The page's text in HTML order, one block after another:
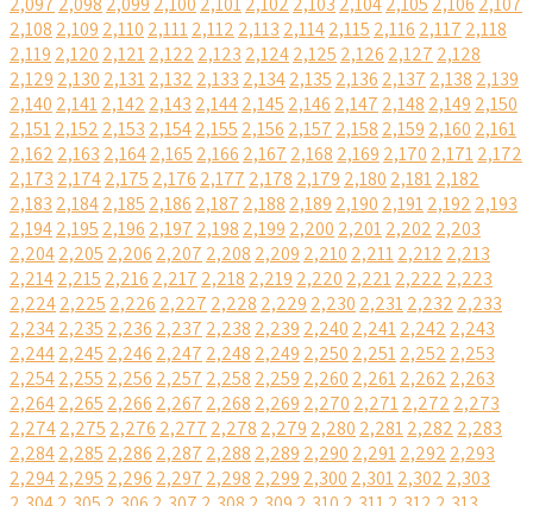
2,108 2,109 2,110 2,1112,112 2,113 2,1142,115 2,116 2,117 2,118
2,119 2,120 2,1212,122 2,123 2,1242,125 2,126 2,127 2,128
2,129 2,130 2,1312,132 2,133 2,1342,135 2,136 2,137 2,138 2,139
2,140 2,1412,142 2,143 2,1442,145 2,146 2,147 2,148 2,149 2,150
2,1512,152 2,153 2,1542,155 2,156 2,157 2,158 2,159 2,160 2,161
2,162 2,163 2,1642,165 2,166 2,167 2,168 2,169 2,170 2,1712,172
2,173 2,1742,175 2,176 2,177 2,178 2,179 2,180 2,1812,182
2,183 2,1842,185 2,186 2,187 2,188 2,189 2,190 2,1912,192 2,193
2,1942,195 2,196 2,197 2,198 2,199 2,200 2,2012,202 2,203
2,2042,205 2,206 2,207 2,208 2,209 2,210 2,2112,212 2,213
2,2142,215 2,216 2,217 2,218 2,219 2,220 2,2212,222 2,223
2,2242,225 2,226 2,227 2,228 2,229 2,230 2,2312,232 2,233
2,2342,235 2,236 2,237 2,238 2,239 2,240 2,2412,242 2,243
2,2442,245 2,246 2,247 2,248 2,249 2,250 2,2512,252 2,253
2,2542,255 2,256 2,257 2,258 2,259 2,260 2,2612,262 2,263
2,2642,265 2,266 2,267 2,268 2,269 2,270 2,2712,272 2,273
2,2742,275 2,276 2,277 2,278 2,279 2,280 2,2812,282 2,283
2,2842,285 2,286 2,287 2,288 2,289 2,290 2,2912,292 2,293
2,2942,295 2,296 2,297 2,298 2,299 2,300 2,3012,302 2,303